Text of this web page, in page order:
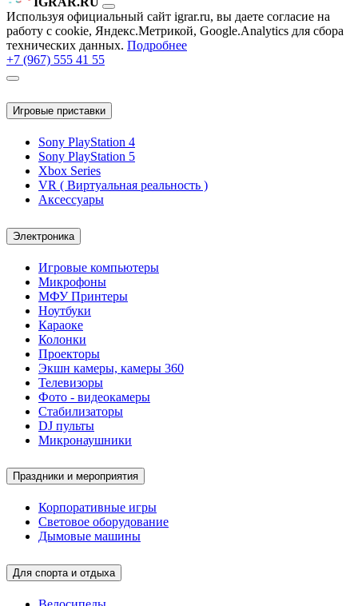
Используя официальный сайт igrar.ru, вы даете согласие на
работу с cookie, Яндекс.Метрикой, Google.Analytics для сбора
технических данных. Подробнее
+7 (967) 555 41 55
Игровые приставки
Sony PlayStation 4
Sony PlayStation 5
Xbox Series
VR ( Виртуальная реальность )
Аксессуары
Электроника
Игровые компьютеры
Микрофоны
МФУ Принтеры
Ноутбуки
Караоке
Колонки
Проекторы
Экшн камеры, камеры 360
Телевизоры
Фото - видеокамеры
Стабилизаторы
DJ пульты
Микронаушники
Праздники и мероприятия
Корпоративные игры
Световое оборудование
Дымовые машины
Для спорта и отдыха